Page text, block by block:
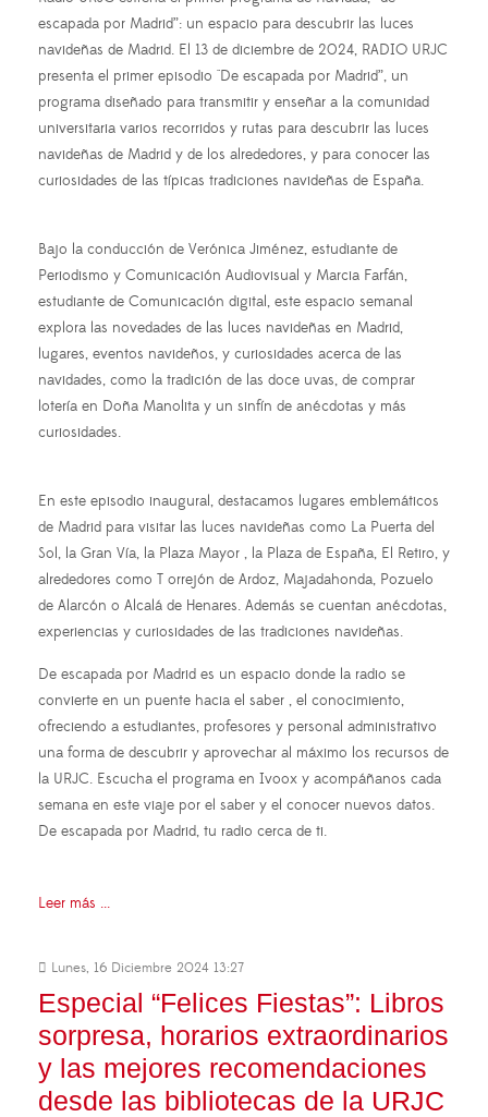
escapada por Madrid”: un espacio para descubrir las luces
navideñas de Madrid. El 13 de diciembre de 2024, RADIO URJC
presenta el primer episodio "De escapada por Madrid”, un
programa diseñado para transmitir y enseñar a la comunidad
universitaria varios recorridos y rutas para descubrir las luces
navideñas de Madrid y de los alrededores, y para conocer las
curiosidades de las típicas tradiciones navideñas de España.
Bajo la conducción de Verónica Jiménez, estudiante de
Periodismo y Comunicación Audiovisual y Marcia Farfán,
estudiante de Comunicación digital, este espacio semanal
explora las novedades de las luces navideñas en Madrid,
lugares, eventos navideños, y curiosidades acerca de las
navidades, como la tradición de las doce uvas, de comprar
lotería en Doña Manolita y un sinfín de anécdotas y más
curiosidades.
En este episodio inaugural, destacamos lugares emblemáticos
de Madrid para visitar las luces navideñas como La Puerta del
Sol, la Gran Vía, la Plaza Mayor , la Plaza de España, El Retiro, y
alrededores como T orrejón de Ardoz, Majadahonda, Pozuelo
de Alarcón o Alcalá de Henares. Además se cuentan anécdotas,
experiencias y curiosidades de las tradiciones navideñas.
De escapada por Madrid es un espacio donde la radio se
convierte en un puente hacia el saber , el conocimiento,
ofreciendo a estudiantes, profesores y personal administrativo
una forma de descubrir y aprovechar al máximo los recursos de
la URJC. Escucha el programa en Ivoox y acompáñanos cada
semana en este viaje por el saber y el conocer nuevos datos.
De escapada por Madrid, tu radio cerca de ti.
Leer más ...
Lunes, 16 Diciembre 2024 13:27
Especial “Felices Fiestas”: Libros
sorpresa, horarios extraordinarios
y las mejores recomendaciones
desde las bibliotecas de la URJC